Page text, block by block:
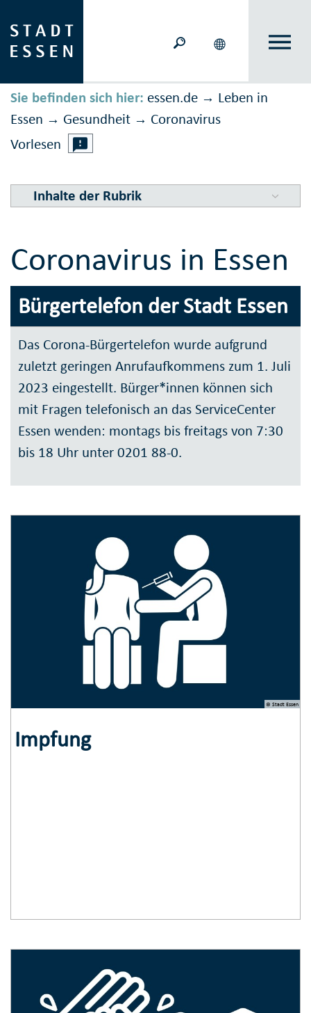
Sie befinden sich hier: essen.de → Leben in
Essen → Gesundheit → Corona­virus
Vorlesen
Inhalte der Rubrik
Coronavirus in Essen
Bürgertelefon der Stadt Essen
Das Corona-Bürgertelefon wurde aufgrund
zuletzt geringen Anrufaufkommens zum 1. Juli
2023 eingestellt. Bürger*innen können sich
mit Fragen telefonisch an das ServiceCenter
Essen wenden: montags bis freitags von 7:30
bis 18 Uhr unter 0201 88-0.
© Stadt Essen
Impfung